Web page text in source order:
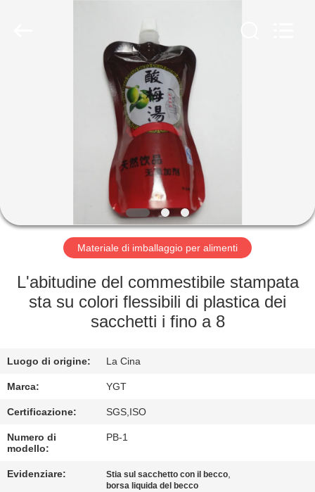
MOSTRA
VR
CIRCA
NOI
DELLA
FABBRICA
CONTROLLO
DI
QUALITÀ
Materiale di imballaggio per alimenti
L'abitudine del commestibile stampata
sta su colori flessibili di plastica dei
sacchetti i fino a 8
Luogo di origine: La Cina
Marca: YGT
Certificazione: SGS,ISO
Numero di
modello:
PB-1
Evidenziare: Stia sul sacchetto con il becco,
borsa liquida del becco